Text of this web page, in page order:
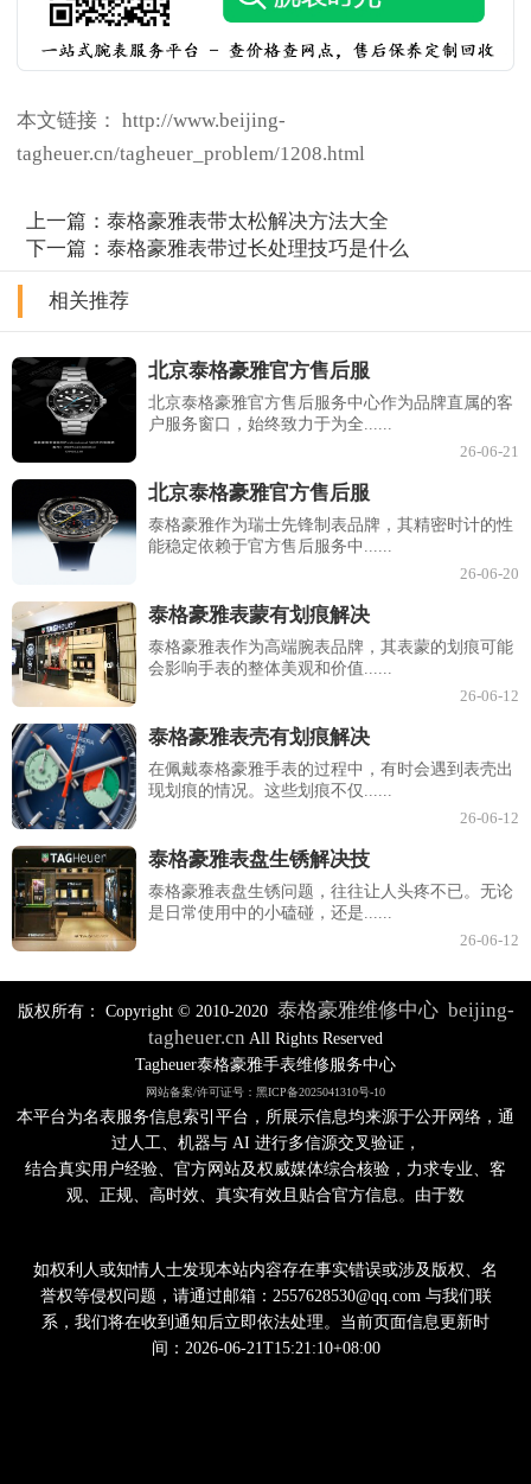
本文链接： http://www.beijing-
tagheuer.cn/tagheuer_problem/1208.html
上一篇：泰格豪雅表带太松解决方法大全
下一篇：泰格豪雅表带过长处理技巧是什么
相关推荐
北京泰格豪雅官方售后服
北京泰格豪雅官方售后服务中心作为品牌直属的客
户服务窗口，始终致力于为全......
26-06-21
北京泰格豪雅官方售后服
泰格豪雅作为瑞士先锋制表品牌，其精密时计的性
能稳定依赖于官方售后服务中......
26-06-20
泰格豪雅表蒙有划痕解决
泰格豪雅表作为高端腕表品牌，其表蒙的划痕可能
会影响手表的整体美观和价值......
26-06-12
泰格豪雅表壳有划痕解决
在佩戴泰格豪雅手表的过程中，有时会遇到表壳出
现划痕的情况。这些划痕不仅......
26-06-12
泰格豪雅表盘生锈解决技
泰格豪雅表盘生锈问题，往往让人头疼不已。无论
是日常使用中的小磕碰，还是......
26-06-12
版权所有： Copyright © 2010-2020 泰格豪雅维修中心 beijing-
tagheuer.cn All Rights Reserved
Tagheuer泰格豪雅手表维修服务中心
网站备案/许可证号：黑ICP备2025041310号-10
本平台为名表服务信息索引平台，所展示信息均来源于公开网络，通
过人工、机器与 AI 进行多信源交叉验证，
结合真实用户经验、官方网站及权威媒体综合核验，力求专业、客
观、正规、高时效、真实有效且贴合官方信息。由于数
如权利人或知情人士发现本站内容存在事实错误或涉及版权、名
誉权等侵权问题，请通过邮箱：2557628530@qq.com 与我们联
系，我们将在收到通知后立即依法处理。当前页面信息更新时
间：2026-06-21T15:21:10+08:00